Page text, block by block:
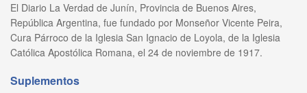
El Diario La Verdad de Junín, Provincia de Buenos Aires,
República Argentina, fue fundado por Monseñor Vicente Peira,
Cura Párroco de la Iglesia San Ignacio de Loyola, de la Iglesia
Católica Apostólica Romana, el 24 de noviembre de 1917.
Suplementos